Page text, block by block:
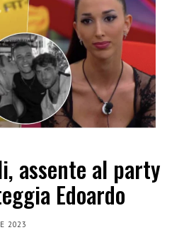
assente al party
Edoardo
2023